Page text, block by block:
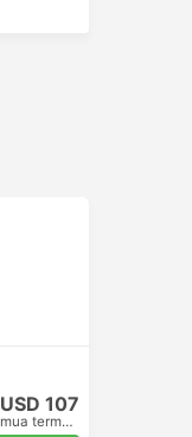
USD 107
kendaraan, semua termasuk.